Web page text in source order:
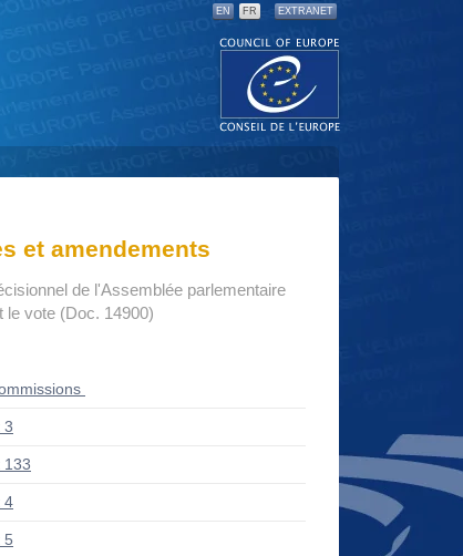
EN FR EXTRANET
et amendements
de l'Assemblée parlementaire
le vote (Doc. 14900)
3
133
4
5